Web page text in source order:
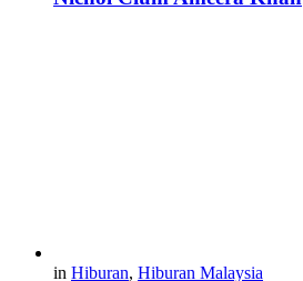
in Hiburan, Hiburan Malaysia